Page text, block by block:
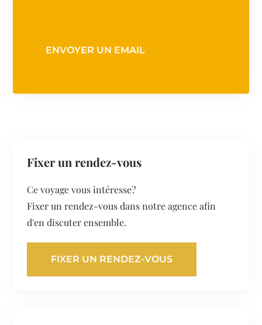
ENVOYER UN EMAIL
Fixer un rendez-vous
Ce voyage vous intéresse?
Fixer un rendez-vous dans notre agence afin
d'en discuter ensemble.
FIXER UN RENDEZ-VOUS